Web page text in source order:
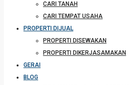
CARI TANAH
CARI TEMPAT USAHA
PROPERTI DIJUAL
PROPERTI DISEWAKAN
PROPERTI DIKERJASAMAKAN
GERAI
BLOG